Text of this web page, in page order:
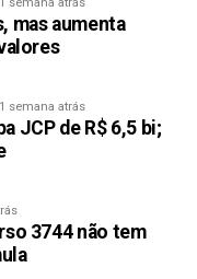
27/01/2022
mas aumenta
1 semana atrás
JCP de R$ 6,5 bi;
3744 não tem